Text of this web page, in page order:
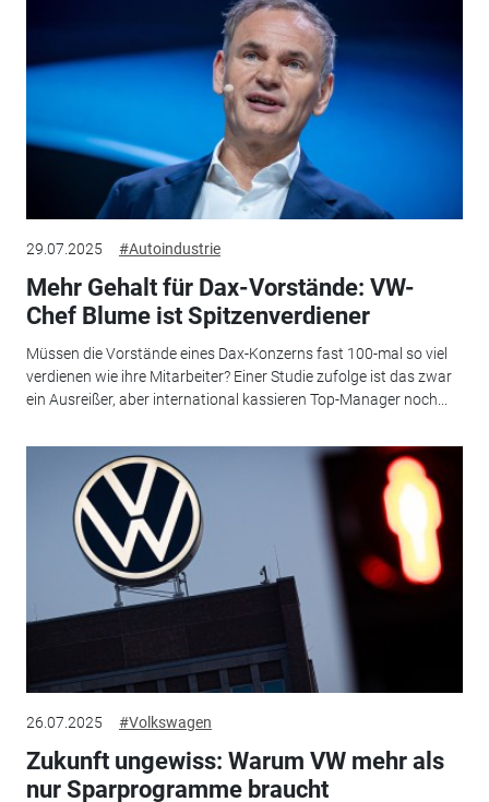
29.07.2025 #Autoindustrie
Mehr Gehalt für Dax-Vorstände: VW-
Chef Blume ist Spitzenverdiener
Müssen die Vorstände eines Dax-Konzerns fast 100-mal so viel
verdienen wie ihre Mitarbeiter? Einer Studie zufolge ist das zwar
ein Ausreißer, aber international kassieren Top-Manager noch...
26.07.2025 #Volkswagen
Zukunft ungewiss: Warum VW mehr als
nur Sparprogramme braucht